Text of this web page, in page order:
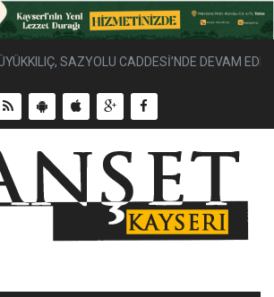
SAZYOLU CADDESİ’NDE DEVAM